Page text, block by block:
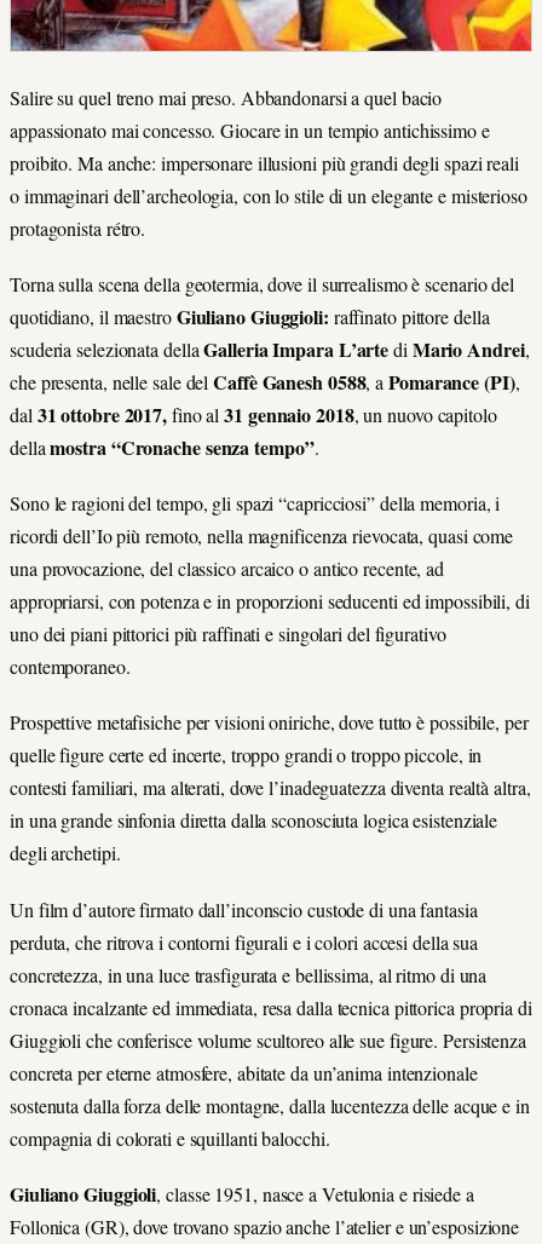
Salire su quel treno mai preso. Abbandonarsi a quel bacio
appassionato mai concesso. Giocare in un tempio antichissimo e
proibito. Ma anche: impersonare illusioni più grandi degli spazi reali
o immaginari dell’archeologia, con lo stile di un elegante e misterioso
protagonista rétro.
Torna sulla scena della geotermia, dove il surrealismo è scenario del
quotidiano, il maestroGiuliano Giuggioli: raffinato pittore della
scuderia selezionata dellaGalleria Impara L’artediMario Andrei,
che presenta, nelle sale delCaffè Ganesh 0588, aPomarance (PI),
dal31 ottobre 2017,fino al 31 gennaio 2018, un nuovo capitolo
dellamostra“Cronache senza tempo”.
Sono le ragioni del tempo, gli spazi “capricciosi” della memoria, i
ricordi dell’Io più remoto, nella magnificenza rievocata, quasi come
una provocazione, del classico arcaico o antico recente, ad
appropriarsi, con potenza e in proporzioni seducenti ed impossibili, di
uno dei piani pittorici più raffinati e singolari del figurativo
contemporaneo.
Prospettive metafisiche per visioni oniriche, dove tutto è possibile, per
quelle figure certe ed incerte, troppo grandi o troppo piccole, in
contesti familiari, ma alterati, dove l’inadeguatezza diventa realtà altra,
in una grande sinfonia diretta dalla sconosciuta logica esistenziale
degli archetipi.
Un film d’autore firmato dall’inconscio custode di una fantasia
perduta, che ritrova i contorni figurali e i colori accesi della sua
concretezza, in una luce trasfigurata e bellissima, al ritmo di una
cronaca incalzante ed immediata, resa dalla tecnica pittorica propria di
Giuggioli che conferisce volume scultoreo alle sue figure. Persistenza
concreta per eterne atmosfere, abitate da un’anima intenzionale
sostenuta dalla forza delle montagne, dalla lucentezza delle acque e in
compagnia di colorati e squillanti balocchi.
Giuliano Giuggioli, classe 1951, nasce a Vetulonia e risiede a
Follonica (GR), dove trovano spazio anche l’atelier e un’esposizione